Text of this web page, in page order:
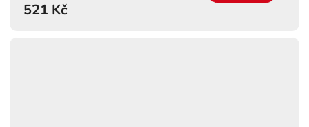
521 Kč